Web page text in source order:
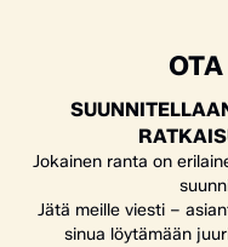
Jokainen ranta on
Jätä meille viesti –
sinua löytämään